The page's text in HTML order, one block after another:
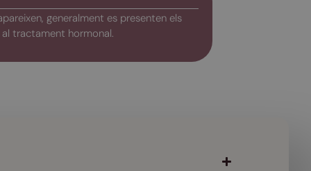
generalment es presenten els
al tractament hormonal.